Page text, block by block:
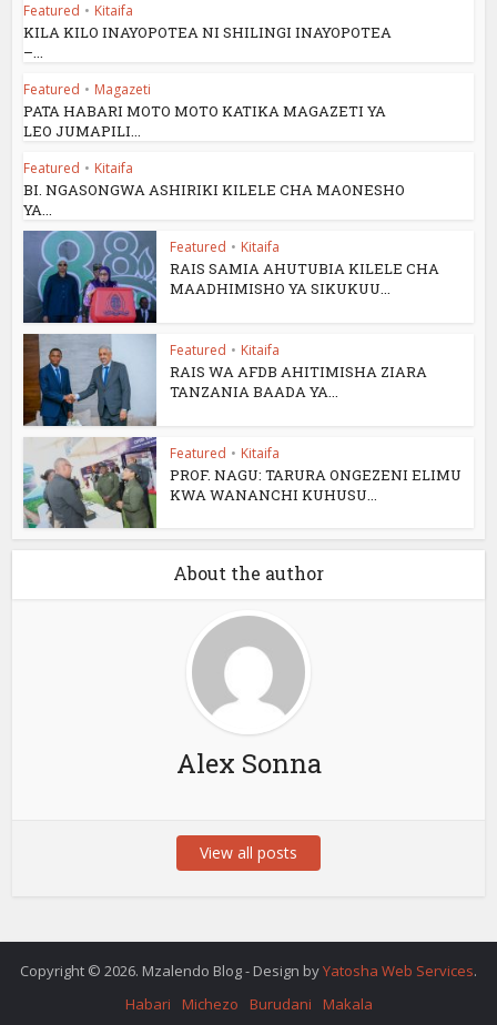
Featured • Kitaifa
KILA KILO INAYOPOTEA NI SHILINGI INAYOPOTEA
–...
Featured • Magazeti
PATA HABARI MOTO MOTO KATIKA MAGAZETI YA
LEO JUMAPILI...
Featured • Kitaifa
BI. NGASONGWA ASHIRIKI KILELE CHA MAONESHO
YA...
Featured • Kitaifa
RAIS SAMIA AHUTUBIA KILELE CHA
MAADHIMISHO YA SIKUKUU...
Featured • Kitaifa
RAIS WA AFDB AHITIMISHA ZIARA
TANZANIA BAADA YA...
Featured • Kitaifa
PROF. NAGU: TARURA ONGEZENI ELIMU
KWA WANANCHI KUHUSU...
About the author
Alex Sonna
View all posts
Copyright © 2026. Mzalendo Blog - Design byYatosha Web Services.
Habari
Michezo Burudani Makala